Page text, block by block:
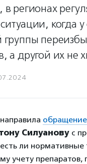
в регионах
когда
группы
а другой их не
обращение
Силуанову с
ли нормативные
учету